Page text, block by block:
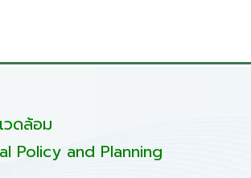
วดล้อม
Policy and Planning